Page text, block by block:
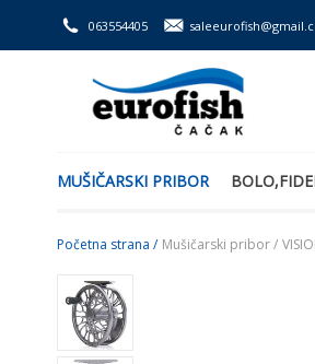
063554405
MUŠIČARSKI PRIBOR
Početna strana / Mušičarski pribor /